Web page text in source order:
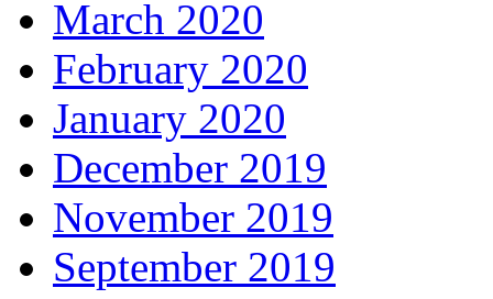
March 2020
February 2020
January 2020
December 2019
November 2019
September 2019